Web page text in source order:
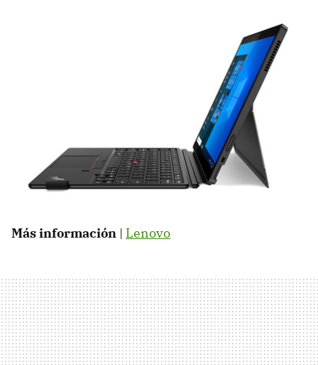
Más información | Lenovo